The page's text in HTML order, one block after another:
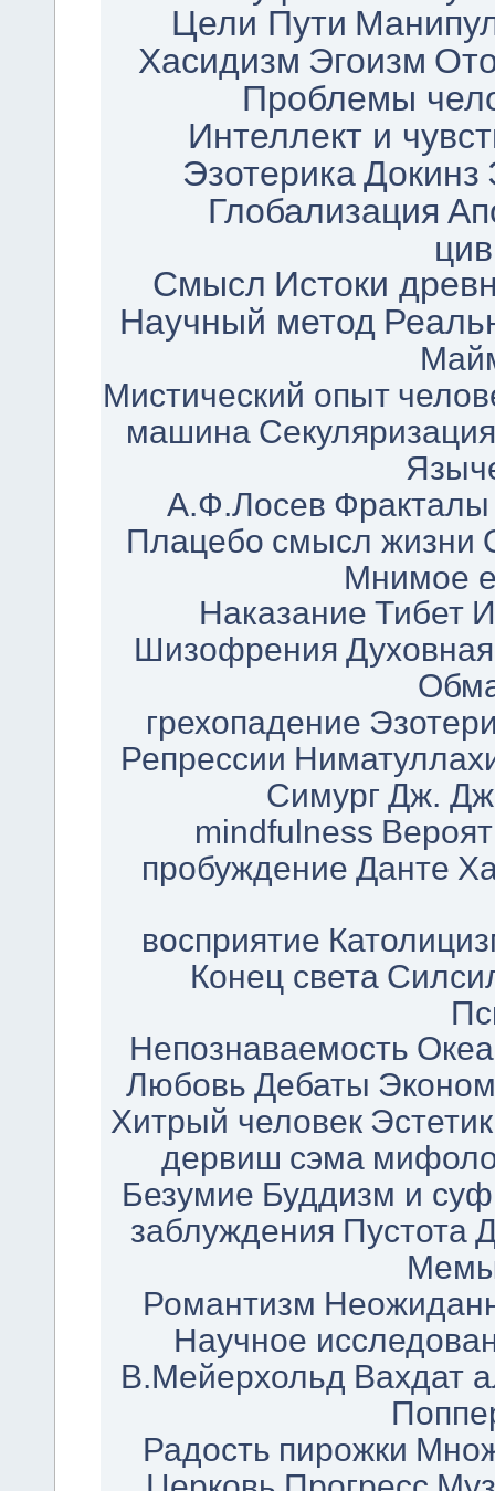
Цели Пути
Хасидизм Эгоизм
Проблемы
Интеллект и
Эзотерика Докинз
Глобализация
Смысл Истоки
Научный метод
Мистический опыт
машина Секуляризация
А.Ф.Лосев Фракталы
Плацебо смысл жизни
Мнимое
Наказание Тибет
Шизофрения
грехопадение
Репрессии
Симург Дж.
mindfulness
пробуждение Данте
восприятие
Конец света
Непознаваемость
Любовь Дебаты
Хитрый человек
дервиш сэма
Безумие Буддизм и
заблуждения Пустота
Романтизм
Научное
В.Мейерхольд Вахдат
Радость пирожки